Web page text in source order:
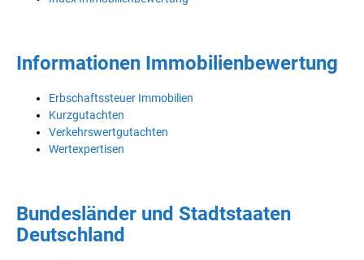
Informationen Immobilienbewertung
Erbschaftssteuer Immobilien
Kurzgutachten
Verkehrswertgutachten
Wertexpertisen
Bundesländer und Stadtstaaten
Deutschland